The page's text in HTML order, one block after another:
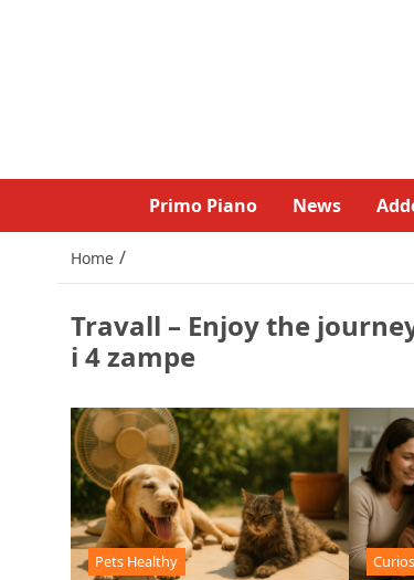
Primo Piano News
Home /
Travall – Enjoy the
i 4 zampe
Pets Healthy